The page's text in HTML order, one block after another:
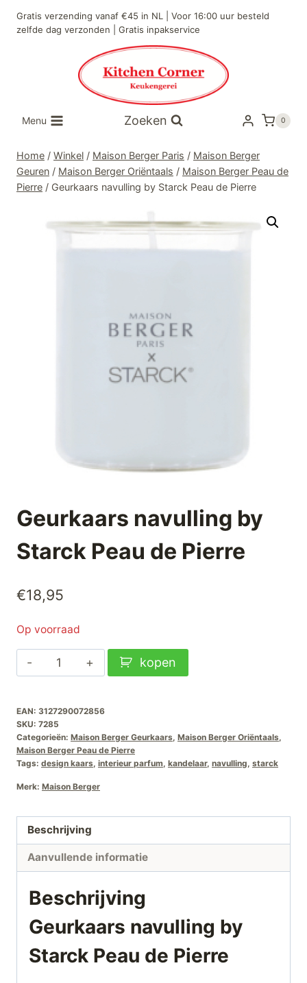
naar
Gratis verzending vanaf €45 in NL | Voor 16:00 uur besteld
zelfde dag verzonden | Gratis inpakservice
Menu Zoeken 0
Home / Winkel / Maison Berger Paris / Maison Berger
Geuren / Maison Berger Oriëntaals / Maison Berger Peau de
Pierre / Geurkaars navulling by Starck Peau de Pierre
Geurkaars navulling by
Starck Peau de Pierre
€18,95
Op voorraad
Geurkaars
navulling
Starck
Peau
de
Pierre
aantal
kopen
EAN: 3127290072856
SKU: 7285
Categorieën: Maison Berger Geurkaars, Maison Berger Oriëntaals,
Maison Berger Peau de Pierre
Tags: design kaars, interieur parfum, kandelaar, navulling, starck
Merk: Maison Berger
Beschrijving
Aanvullende informatie
Beschrijving
Geurkaars navulling by
Starck Peau de Pierre